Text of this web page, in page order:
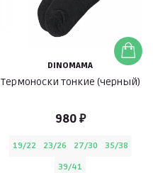
DINOMAMA
Термоноски тонкие (черный)
980 ₽
19/22 23/26 27/30
35/38
39/41